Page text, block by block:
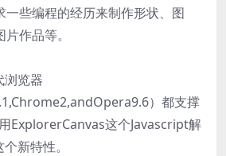
一些编程的经历来制作形状、图
作品等。
浏览器
）都支撑
ExplorerCanvas这个Javascript解
新特性。